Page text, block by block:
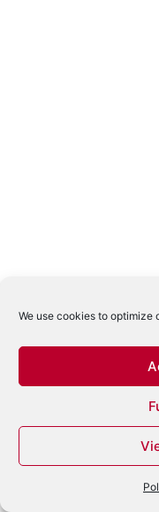
We use cookies to optimize